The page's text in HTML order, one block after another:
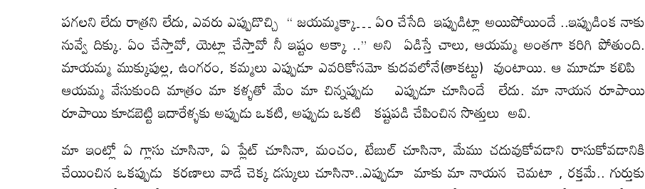
పగలని లేదు రాత్రని లేదు, ఎవరు ఎప్పుడొచ్చి “ జయమ్మక్కా… ఏo చేసేది ఇప్పుడిట్లా అయిపోయిందే ..ఇప్పుడింక నాకు
నువ్వే దిక్కు. ఏం చేస్తావో, యెట్లా చేస్తావో నీ ఇష్టం అక్కా ..” అని ఏడిస్తే చాలు, ఆయమ్మ అంతగా కరిగి పోతుంది.
మాయమ్మ ముక్కుపుల్ల, ఉంగరం, కమ్మలు ఎప్పుడూ ఎవరికోసమో కుదవలోనే(తాకట్టు) వుంటాయి. ఆ మూడూ కలిపి
ఆయమ్మ వేసుకుంది మాత్రం మా కళ్ళతో మేం మా చిన్నప్పుడు ఎప్పుడూ చూసిందే లేదు. మా నాయన రూపాయి
రూపాయి కూడబెట్టి ఇదారేళ్ళకు అప్పుడు ఒకటి, అప్పుడు ఒకటి కష్టపడి చేపించిన సొత్తులు అవి.
మా ఇంట్లో ఏ గ్లాసు చూసినా, ఏ ప్లేట్ చూసినా, మంచం, టేబుల్ చూసినా, మేము చదువుకోవడాని రాసుకోవడానికి
చేయించిన ఒకప్పుడు కరణాలు వాడే చెక్క డస్కులు చూసినా..ఎప్పుడూ మాకు మా నాయన చెమటా , రక్తమే.. గుర్తుకు